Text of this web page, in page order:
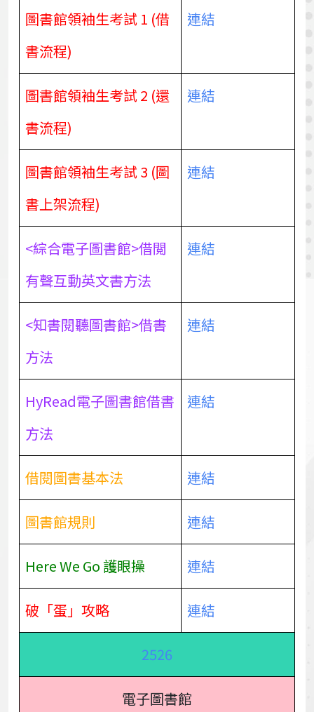
圖書館領袖生考試 1 (借
書流程)
連結
圖書館領袖生考試 2 (還
書流程)
連結
圖書館領袖生考試 3 (圖
書上架流程)
連結
<綜合電子圖書館>借閲
有聲互動英文書方法
連結
<知書閱聽圖書館>借書
方法
連結
HyRead電子圖書館借書
方法
連結
借閱圖書基本法 連結
圖書館規則 連結
Here We Go 護眼操 連結
破「蛋」攻略 連結
2526
電子圖書館